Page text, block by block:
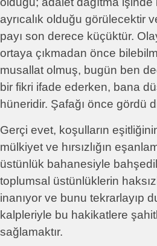
ayrıcalık olduğu görülecektir
payı son derece küçüktür.
ortaya çıkmadan önce
musallat olmuş, bugün ben
bir fikri ifade ederken, bana
hüneridir. Şafağı önce gördü
Gerçi evet, koşulların
mülkiyet ve hırsızlığın
üstünlük bahanesiyle
toplumsal üstünlüklerin
inanıyor ve bunu tekrarlayıp
kalpleriyle bu hakikatlere
sağlamaktır.